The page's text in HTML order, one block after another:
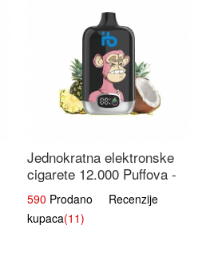
Jednokratna elektronske
cigarete 12.000 Puffova -
Ananas i Kokos Sladoled |
Tropski Desert
590 Prodano Recenzije
kupaca(11)